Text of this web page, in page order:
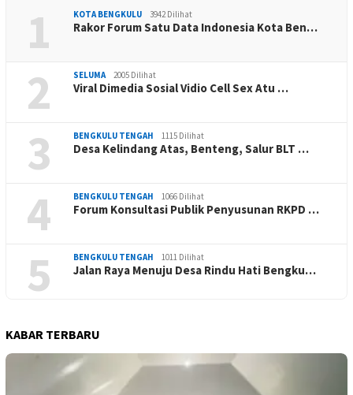
1 KOTA BENGKULU 3942 Dilihat
Rakor Forum Satu Data Indonesia Kota Ben…
2 SELUMA 2005 Dilihat
Viral Dimedia Sosial Vidio Cell Sex Atu …
3 BENGKULU TENGAH 1115 Dilihat
Desa Kelindang Atas, Benteng, Salur BLT …
4 BENGKULU TENGAH 1066 Dilihat
Forum Konsultasi Publik Penyusunan RKPD …
5 BENGKULU TENGAH 1011 Dilihat
Jalan Raya Menuju Desa Rindu Hati Bengku…
KABAR TERBARU